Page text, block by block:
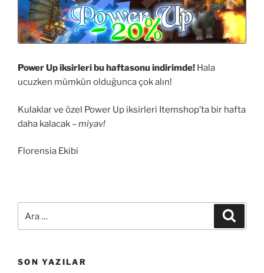
Power Up iksirleri bu haftasonu indirimde! Hala
ucuzken mümkün olduğunca çok alın!
Kulaklar ve özel Power Up iksirleri Itemshop’ta bir hafta
daha kalacak –miyav!
Florensia Ekibi
SON YAZILAR